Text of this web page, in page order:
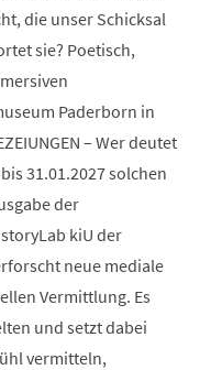
die unser Schicksal
sie? Poetisch,
Paderborn in
– Wer deutet
31.01.2027 solchen
der
kiU der
neue mediale
Vermittlung. Es
und setzt dabei
vermitteln,